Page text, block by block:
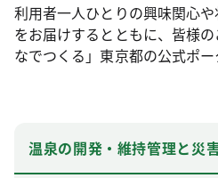
利用者一人ひとりの興味関心
をお届けするとともに、皆様
なでつくる」東京都の公式ポー
温泉の開発・維持管理と災